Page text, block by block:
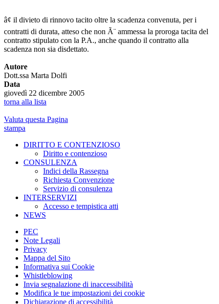
â¢ il divieto di rinnovo tacito oltre la scadenza convenuta, per i
contratti di durata, atteso che non Ã¨ ammessa la proroga tacita del
contratto stipulato con la P.A., anche quando il contratto alla
scadenza non sia disdettato.
Autore
Dott.ssa Marta Dolfi
Data
giovedì 22 dicembre 2005
torna alla lista
Valuta questa Pagina
stampa
DIRITTO E CONTENZIOSO
Diritto e contenzioso
CONSULENZA
Indici della Rassegna
Richiesta Convenzione
Servizio di consulenza
INTERSERVIZI
Accesso e tempistica atti
NEWS
PEC
Note Legali
Privacy
Mappa del Sito
Informativa sui Cookie
Whistleblowing
Invia segnalazione di inaccessibilità
Modifica le tue impostazioni dei cookie
Dichiarazione di accessibilità